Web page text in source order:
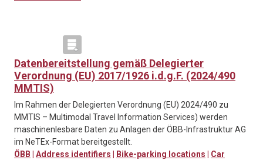
Datenbereitstellung gemäß Delegierter
Verordnung (EU) 2017/1926 i.d.g.F. (2024/490
MMTIS)
Im Rahmen der Delegierten Verordnung (EU) 2024/490 zu
MMTIS – Multimodal Travel Information Services) werden
maschinenlesbare Daten zu Anlagen der ÖBB-Infrastruktur AG
im NeTEx-Format bereitgestellt.
ÖBB
Address identifiers Bike-parking locations
Car